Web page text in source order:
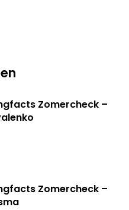
Zomercheck –
Zomercheck –